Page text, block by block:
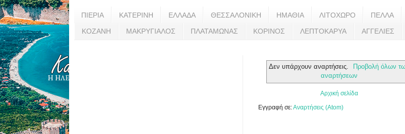
ΠΙΕΡΙΑ ΚΑΤΕΡΙΝΗ ΕΛΛΑΔΑ ΘΕΣΣΑΛΟΝΙΚΗ ΗΜΑΘΙΑ ΛΙΤΟΧΩΡΟ ΠΕΛΛΑ
ΚΟΖΑΝΗ ΜΑΚΡΥΓΙΑΛΟΣ ΠΛΑΤΑΜΩΝΑΣ ΚΟΡΙΝΟΣ ΛΕΠΤΟΚΑΡΥΑ ΑΓΓΕΛΙΕΣ
Δεν υπάρχουν αναρτήσεις.
Προβολή όλων
αναρτήσεων
Αρχική σελίδα
Εγγραφή σε:Αναρτήσεις (Atom)